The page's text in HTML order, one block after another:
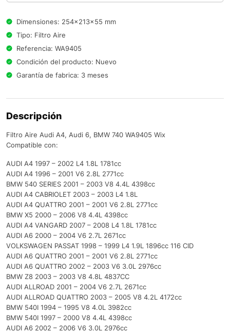
Dimensiones: 254x213x55 mm
Tipo: Filtro Aire
Referencia: WA9405
Condición del producto: Nuevo
Garantía de fabrica: 3 meses
Descripción
Filtro Aire Audi A4, Audi 6, BMW 740 WA9405 Wix
Compatible con:
AUDI A4 1997 – 2002 L4 1.8L 1781cc
AUDI A4 1996 – 2001 V6 2.8L 2771cc
BMW 540 SERIES 2001 – 2003 V8 4.4L 4398cc
AUDI A4 CABRIOLET 2003 – 2003 L4 1.8L
AUDI A4 QUATTRO 2001 – 2001 V6 2.8L 2771cc
BMW X5 2000 – 2006 V8 4.4L 4398cc
AUDI A4 VANGARD 2007 – 2008 L4 1.8L 1781cc
AUDI A6 2000 – 2004 V6 2.7L 2671cc
VOLKSWAGEN PASSAT 1998 – 1999 L4 1.9L 1896cc 116 CID
AUDI A6 QUATTRO 2001 – 2001 V6 2.8L 2771cc
AUDI A6 QUATTRO 2002 – 2003 V6 3.0L 2976cc
BMW Z8 2003 – 2003 V8 4.8L 4837CC
AUDI ALLROAD 2001 – 2004 V6 2.7L 2671cc
AUDI ALLROAD QUATTRO 2003 – 2005 V8 4.2L 4172cc
BMW 540I 1994 – 1995 V8 4.0L 3982cc
BMW 540I 1997 – 2000 V8 4.4L 4398cc
AUDI A6 2002 – 2006 V6 3.0L 2976cc